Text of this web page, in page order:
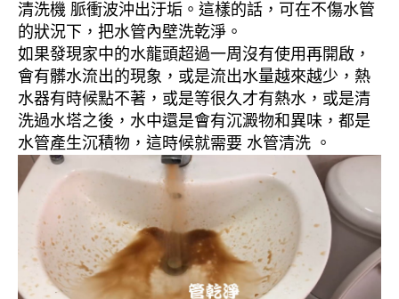
清洗機 脈衝波沖出汙垢。這樣的話，可在不傷水管
的狀況下，把水管內壁洗乾淨。
如果發現家中的水龍頭超過一周沒有使用再開啟，
會有髒水流出的現象，或是流出水量越來越少，熱
水器有時候點不著，或是等很久才有熱水，或是清
洗過水塔之後，水中還是會有沉澱物和異味，都是
水管產生沉積物，這時候就需要 水管清洗 。